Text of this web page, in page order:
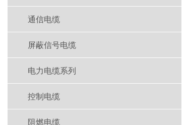
通信电缆
屏蔽信号电缆
电力电缆系列
控制电缆
阻燃电缆